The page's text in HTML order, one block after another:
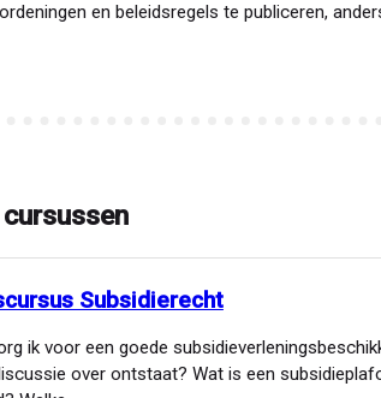
en beleidsregels te publiceren,
Subsidierecht
ik voor een goede
over ontstaat? Wat is een